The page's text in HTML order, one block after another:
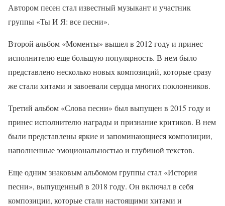
Автором песен стал известный музыкант и участник
группы «Ты И Я: все песни».
Второй альбом «Моменты» вышел в 2012 году и принес
исполнителю еще большую популярность. В нем было
представлено несколько новых композиций, которые сразу
же стали хитами и завоевали сердца многих поклонников.
Третий альбом «Слова песни» был выпущен в 2015 году и
принес исполнителю награды и признание критиков. В нем
были представлены яркие и запоминающиеся композиции,
наполненные эмоциональностью и глубиной текстов.
Еще одним знаковым альбомом группы стал «История
песни», выпущенный в 2018 году. Он включал в себя
композиции, которые стали настоящими хитами и